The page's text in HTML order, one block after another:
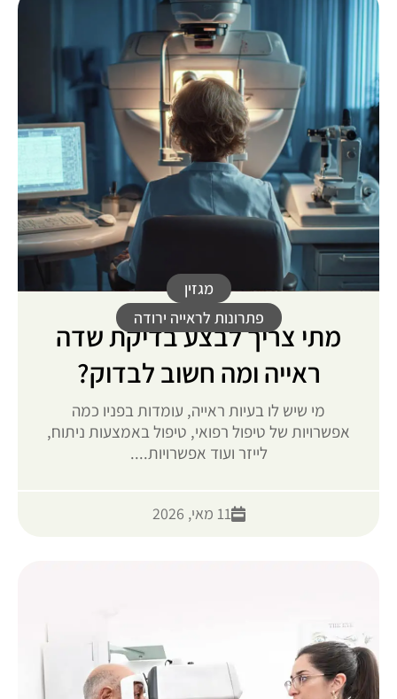
מגזין
פתרונות לראייה ירודה
מתי צריך לבצע בדיקת שדה
ראייה ומה חשוב לבדוק?
מי שיש לו בעיות ראייה, עומדות בפניו כמה
אפשרויות של טיפול רפואי, טיפול באמצעות ניתוח,
לייזר ועוד אפשרויות....
11 מאי, 2026